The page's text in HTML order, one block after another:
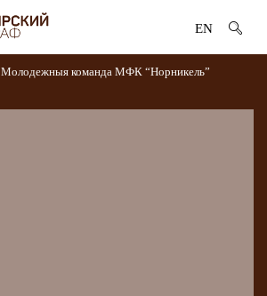
EN
Молодежныя команда МФК “Норникель”